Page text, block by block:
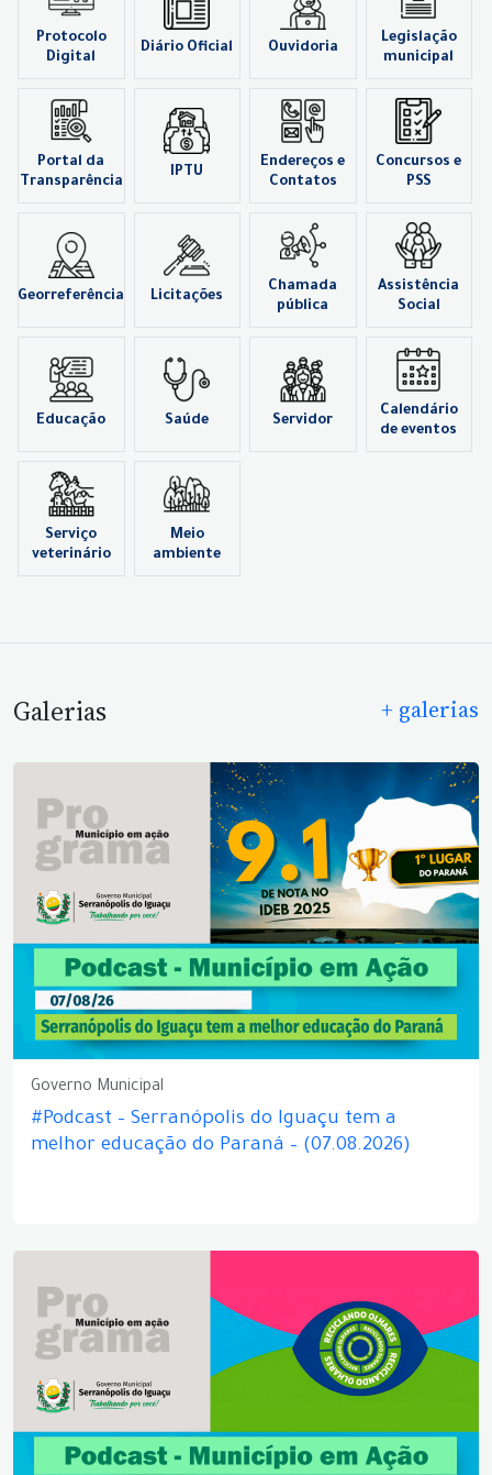
Protocolo
Digital
Diário Oficial Ouvidoria
Legislação
municipal
Portal da
Transparência
IPTU
Endereços e
Contatos
Concursos e
PSS
Georreferência Licitações
Chamada
pública
Assistência
Social
Educação Saúde Servidor
Calendário
de eventos
Serviço
veterinário
Meio
ambiente
Galerias + galerias
Governo Municipal
#Podcast – Serranópolis do Iguaçu tem a
melhor educação do Paraná – (07.08.2026)